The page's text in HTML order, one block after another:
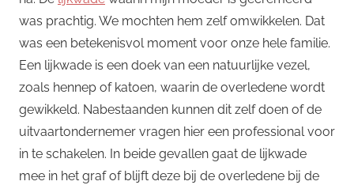
was prachtig. We mochten hem zelf omwikkelen. Dat
was een betekenisvol moment voor onze hele familie.
Een lijkwade is een doek van een natuurlijke vezel,
zoals hennep of katoen, waarin de overledene wordt
gewikkeld. Nabestaanden kunnen dit zelf doen of de
uitvaartondernemer vragen hier een professional voor
in te schakelen. In beide gevallen gaat de lijkwade
mee in het graf of blijft deze bij de overledene bij de